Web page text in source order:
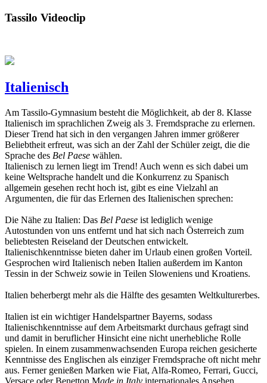
Tassilo Videoclip
Italienisch
Am Tassilo-Gymnasium besteht die Möglichkeit, ab der 8. Klasse
Italienisch im sprachlichen Zweig als 3. Fremdsprache zu erlernen.
Dieser Trend hat sich in den vergangen Jahren immer größerer
Beliebtheit erfreut, was sich an der Zahl der Schüler zeigt, die die
Sprache des Bel Paese wählen.
Italienisch zu lernen liegt im Trend! Auch wenn es sich dabei um
keine Weltsprache handelt und die Konkurrenz zu Spanisch
allgemein gesehen recht hoch ist, gibt es eine Vielzahl an
Argumenten, die für das Erlernen des Italienischen sprechen:
Die Nähe zu Italien: Das Bel Paese ist lediglich wenige
Autostunden von uns entfernt und hat sich nach Österreich zum
beliebtesten Reiseland der Deutschen entwickelt.
Italienischkenntnisse bieten daher im Urlaub einen großen Vorteil.
Gesprochen wird Italienisch neben Italien außerdem im Kanton
Tessin in der Schweiz sowie in Teilen Sloweniens und Kroatiens.
Italien beherbergt mehr als die Hälfte des gesamten Weltkulturerbes.
Italien ist ein wichtiger Handelspartner Bayerns, sodass
Italienischkenntnisse auf dem Arbeitsmarkt durchaus gefragt sind
und damit in beruflicher Hinsicht eine nicht unerhebliche Rolle
spielen. In einem zusammenwachsenden Europa reichen gesicherte
Kenntnisse des Englischen als einziger Fremdsprache oft nicht mehr
aus. Ferner genießen Marken wie Fiat, Alfa-Romeo, Ferrari, Gucci,